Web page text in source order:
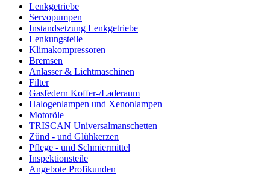
Lenkgetriebe
Servopumpen
Instandsetzung Lenkgetriebe
Lenkungsteile
Klimakompressoren
Bremsen
Anlasser & Lichtmaschinen
Filter
Gasfedern Koffer-/Laderaum
Halogenlampen und Xenonlampen
Motoröle
TRISCAN Universalmanschetten
Zünd - und Glühkerzen
Pflege - und Schmiermittel
Inspektionsteile
Angebote Profikunden